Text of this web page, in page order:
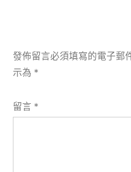
發佈留言必須填寫的電子郵
示為 *
留言 *